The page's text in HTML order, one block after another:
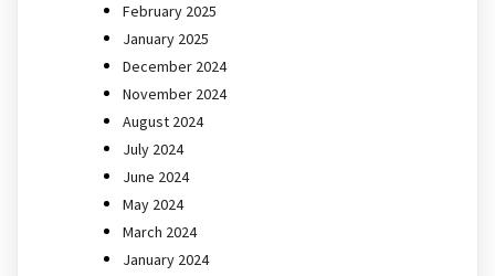
February 2025
January 2025
December 2024
November 2024
August 2024
July 2024
June 2024
May 2024
March 2024
January 2024